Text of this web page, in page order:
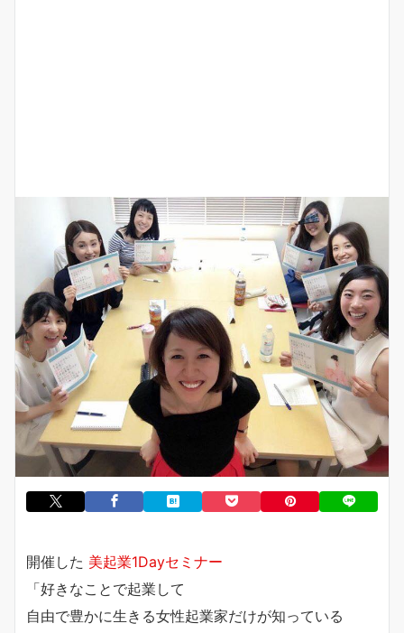
開催した 美起業1Dayセミナー
「好きなことで起業して
自由で豊かに生きる女性起業家だけが知っている